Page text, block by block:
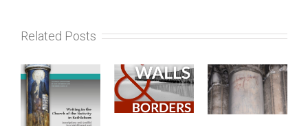
(lundi
24
février
2025)
Related Posts